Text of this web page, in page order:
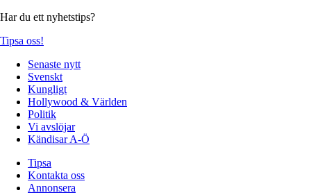
Har du ett nyhetstips?
Tipsa oss!
Senaste nytt
Svenskt
Kungligt
Hollywood & Världen
Politik
Vi avslöjar
Kändisar A-Ö
Tipsa
Kontakta oss
Annonsera